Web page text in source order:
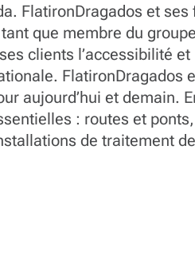
FlatironDragados et
que membre du
clients l’accessibilité
FlatironDragados
aujourd’hui et demain.
: routes et
de traitement